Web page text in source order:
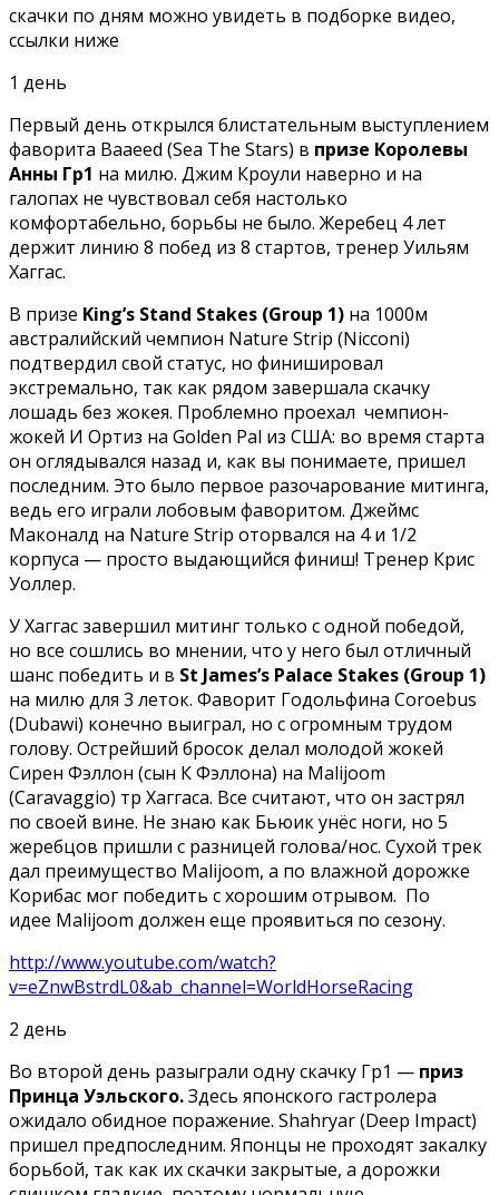
скачки по дням можно увидеть в подборке видео,
ссылки ниже
1 день
Первый день открылся блистательным выступлением
фаворита Baaeed (Sea The Stars) в призе Королевы
Анны Гр1 на милю. Джим Кроули наверно и на
галопах не чувствовал себя настолько
комфортабельно, борьбы не было. Жеребец 4 лет
держит линию 8 побед из 8 стартов, тренер Уильям
Хаггас.
В призе King’s Stand Stakes (Group 1) на 1000м
австралийский чемпион Nature Strip (Nicconi)
подтвердил свой статус, но финишировал
экстремально, так как рядом завершала скачку
лошадь без жокея. Проблемно проехал чемпион-
жокей И Ортиз на Golden Pal из США: во время старта
он оглядывался назад и, как вы понимаете, пришел
последним. Это было первое разочарование митинга,
ведь его играли лобовым фаворитом. Джеймс
Маконалд на Nature Strip оторвался на 4 и 1/2
корпуса — просто выдающийся финиш! Тренер Крис
Уоллер.
У Хаггас завершил митинг только с одной победой,
но все сошлись во мнении, что у него был отличный
шанс победить и в St James’s Palace Stakes (Group 1)
на милю для 3 леток. Фаворит Годольфина Coroebus
(Dubawi) конечно выиграл, но с огромным трудом
голову. Острейший бросок делал молодой жокей
Сирен Фэллон (сын К Фэллона) на Malijoom
(Caravaggio) тр Хаггаса. Все считают, что он застрял
по своей вине. Не знаю как Бьюик унёс ноги, но 5
жеребцов пришли с разницей голова/нос. Сухой трек
дал преимущество Malijoom, а по влажной дорожке
Корибас мог победить с хорошим отрывом. По
идее Malijoom должен еще проявиться по сезону.
http://www.youtube.com/watch?
v=eZnwBstrdL0&ab_channel=WorldHorseRacing
2 день
Во второй день разыграли одну скачку Гр1 — приз
Принца Уэльского.Здесь японского гастролера
ожидало обидное поражение. Shahryar (Deep Impact)
пришел предпоследним. Японцы не проходят закалку
борьбой, так как их скачки закрытые, а дорожки